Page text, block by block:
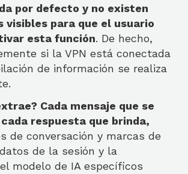
por defecto y no existen
para que el usuario
esta función. De hecho,
si la VPN está conectada
de información se realiza
Cada mensaje que se
respuesta que brinda,
de conversación y marcas de
de la sesión y la
modelo de IA específicos